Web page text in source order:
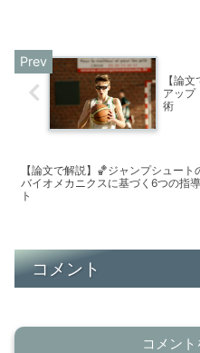
【論
アップ
術
【論文で解説】🏀ジャンプシュート
バイオメカニクスに基づく6つの指
ト
コメント
コメン